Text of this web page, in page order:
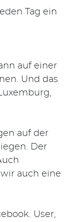
Tag ein
auf einer
Und das
auf der
Der
auch eine
User,